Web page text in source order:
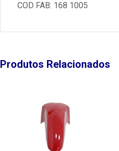
COD FAB: 168 1005
Produtos Relacionados